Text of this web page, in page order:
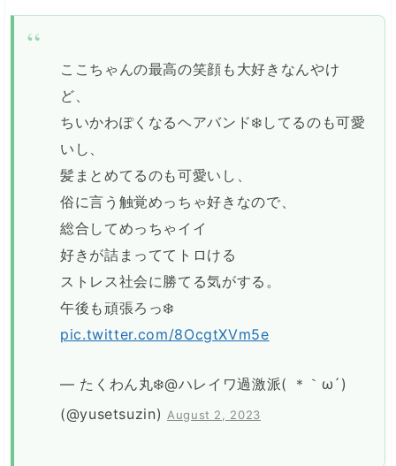
ここちゃんの最高の笑顔も大好きなんやけ
ど、
ちいかわぽくなるヘアバンド‍❄️してるのも可愛
いし、
髪まとめてるのも可愛いし、
俗に言う触覚めっちゃ好きなので、
総合してめっちゃイイ
好きが詰まっててトロける
ストレス社会に勝てる気がする。
午後も頑張ろっ‍❄️
pic.twitter.com/8OcgtXVm5e
— たくわん丸‍❄️@ハレイワ過激派( ＊｀ω´)
(@yusetsuzin) August 2, 2023